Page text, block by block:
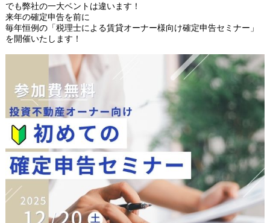
でも弊社の一大ベントは違います！
来年の確定申告を前に
毎年恒例の「税理士による賃貸オーナー様向け確定申告セミナー」
を開催いたします！